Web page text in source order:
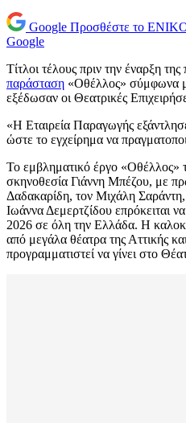
Google Προσθέστε το
Google
Τίτλοι τέλους πριν την έναρξη
παράσταση «Οθέλλος» σύμφωνα
εξέδωσαν οι Θεατρικές
«Η Εταιρεία Παραγωγής
ώστε το εγχείρημα να
Το εμβληματικό έργο «Οθέλλος»
σκηνοθεσία Γιάννη Μπέζου, με
Δαδακαρίδη, τον Μιχάλη
Ιωάννα Δεμερτζίδου επρόκειται
2026 σε όλη την Ελλάδα. Η
από μεγάλα θέατρα της Αττικής
προγραμματιστεί να γίνει στο